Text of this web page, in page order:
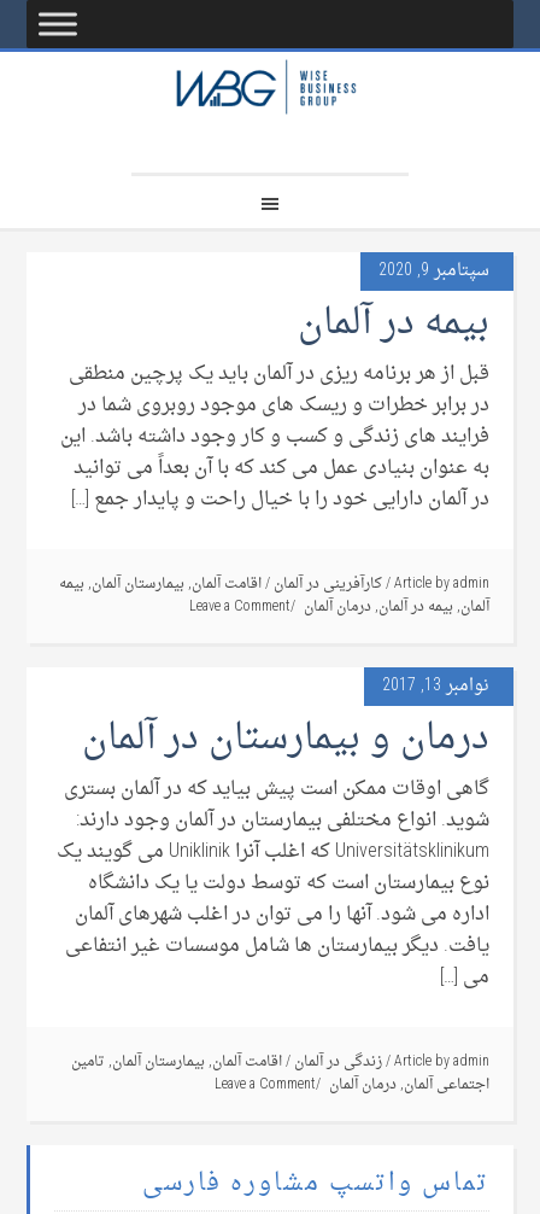
سپتامبر 9, 2020
بیمه در آلمان
قبل از هر برنامه ریزی در آلمان باید یک پرچین منطقی
در برابر خطرات و ریسک های موجود روبروی شما در
فرایند های زندگی و کسب و کار وجود داشته باشد. این
به عنوان بنیادی عمل می کند که با آن بعداً می توانید
در آلمان دارایی خود را با خیال راحت و پایدار جمع […]
Article byadmin
/کارآفرینی در آلمان/اقامت آلمان,بیمارستان آلمان,بیمه
آلمان,بیمه در آلمان,درمان آلمان Leave a Comment
نوامبر 13, 2017
درمان و بیمارستان در آلمان
گاهی اوقات ممکن است پیش بیاید که در آلمان بستری
شوید. انواع مختلفی بیمارستان در آلمان وجود دارند:
Universitätsklinikum که اغلب آنرا Uniklinik می گویند یک
نوع بیمارستان است که توسط دولت یا یک دانشگاه
اداره می شود. آنها را می توان در اغلب شهرهای آلمان
یافت. دیگر بیمارستان ها شامل موسسات غیر انتفاعی
می […]
Article byadmin
/زندگی در آلمان/اقامت آلمان,بیمارستان آلمان,تامین
اجتماعی آلمان,درمان آلمان Leave a Comment
تماس واتسپ مشاوره فارسی